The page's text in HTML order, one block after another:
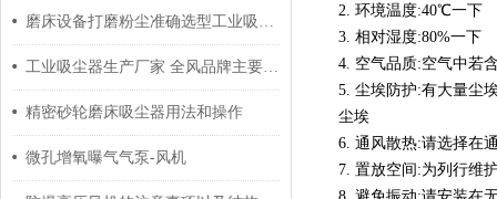
磨床设备打磨粉尘准确选型工业吸尘器工业集尘器参数和外型尺寸
工业吸尘器生产厂家 全风品牌主要生产工业吸尘器
精密砂轮磨床吸尘器用法和操作
微孔增氧曝气气泵-风机
2. 环境温度:40℃一下
3. 相对湿度:80%一下
4. 空气品质:空气中若
5. 尘埃防护:有大量尘
尘埃
6. 通风散热:请选择在
7. 置放空间:为列行维